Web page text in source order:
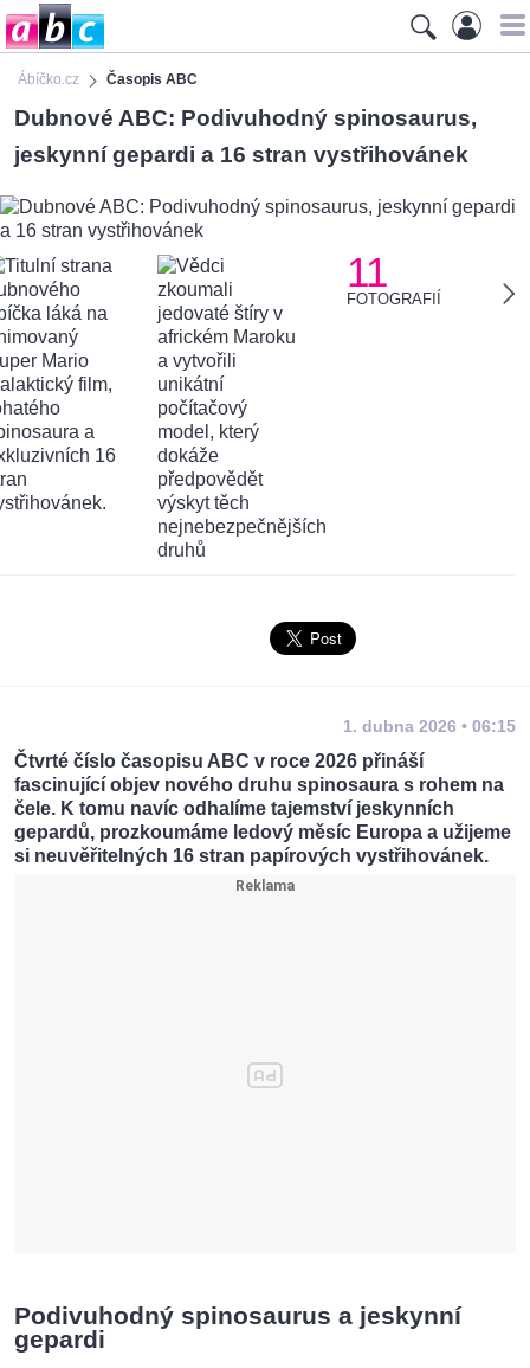
Ábíčko.cz Časopis ABC
Dubnové ABC: Podivuhodný spinosaurus,
jeskynní gepardi a 16 stran vystřihovánek
11
FOTOGRAFIÍ
1. dubna 2026 • 06:15
Čtvrté číslo časopisu ABC v roce 2026 přináší
fascinující objev nového druhu spinosaura s rohem na
čele. K tomu navíc odhalíme tajemství jeskynních
gepardů, prozkoumáme ledový měsíc Europa a užijeme
si neuvěřitelných 16 stran papírových vystřihovánek.
Podivuhodný spinosaurus a jeskynní
gepardi